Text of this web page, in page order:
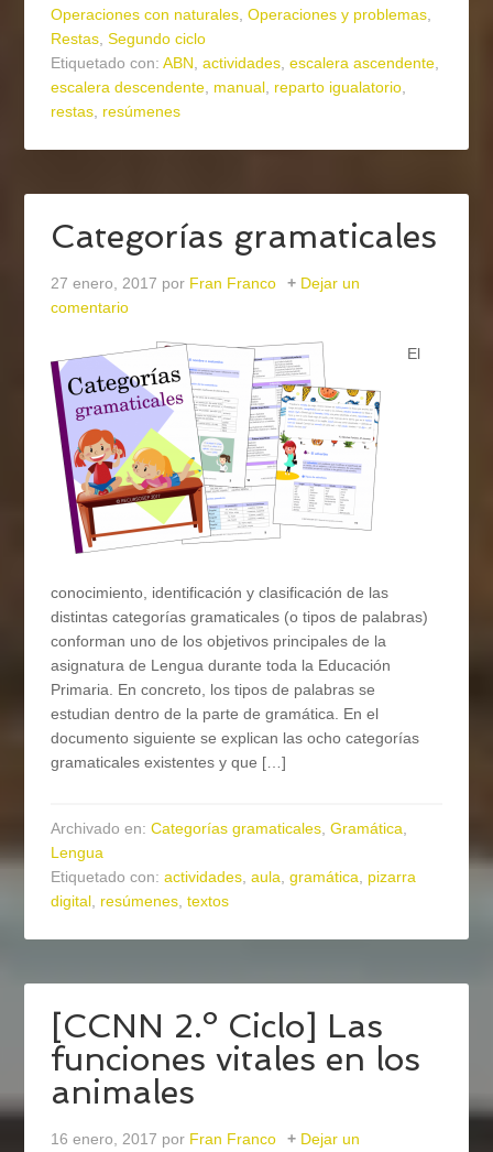
Operaciones con naturales ,Operaciones y problemas
Restas ,Segundo ciclo
Etiquetado con:ABN ,actividades ,escalera ascendente
escalera descendente manual reparto igualatorio
restas resúmenes
Categorías gramaticales
27 enero, 2017 por Fran Franco
Dejar un
comentario
El
conocimiento, identificación y clasificación de las
distintas categorías gramaticales (o tipos de palabras)
conforman uno de los objetivos principales de la
asignatura de Lengua durante toda la Educación
Primaria. En concreto, los tipos de palabras se
estudian dentro de la parte de gramática. En el
documento siguiente se explican las ocho categorías
gramaticales existentes y que […]
Archivado en:Categorías gramaticales ,Gramática
Lengua
Etiquetado con:actividades ,aula ,gramática
pizarra
digital resúmenes ,textos
[CCNN 2.º Ciclo] Las
funciones vitales en los
animales
16 enero, 2017 por Fran Franco
Dejar un